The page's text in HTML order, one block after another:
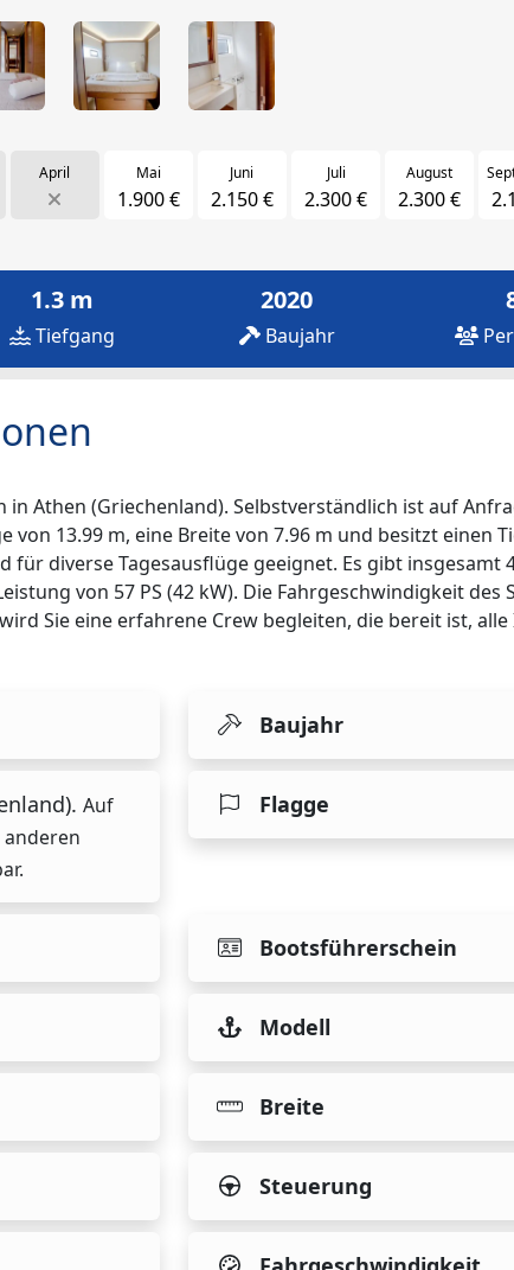
April Mai
1.900 €
Juni
2.150 €
Juli
2.300 €
August
2.300 €
1.3 m
Tiefgang
2020
Baujahr
Athen (Griechenland). Selbstverständlich ist auf
von 13.99 m, eine Breite von 7.96 m und besitzt einen
für diverse Tagesausflüge geeignet. Es gibt insgesamt
von 57 PS (42 kW). Die Fahrgeschwindigkeit des
Sie eine erfahrene Crew begleiten, die bereit ist,
Baujahr
Auf
Flagge
Bootsführerschein
Modell
Breite
Steuerung